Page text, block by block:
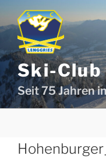
Inhalt
springen
Ski-Club
Seit 75 Jahren